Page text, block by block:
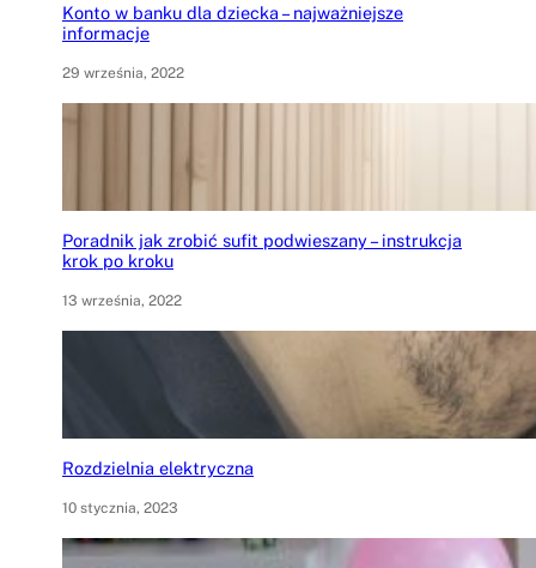
Konto w banku dla dziecka – najważniejsze
informacje
29 września, 2022
Poradnik jak zrobić sufit podwieszany – instrukcja
krok po kroku
13 września, 2022
Rozdzielnia elektryczna
10 stycznia, 2023